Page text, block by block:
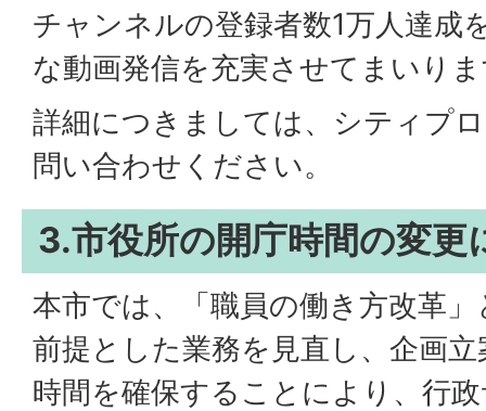
チャンネルの登録者数1万人達成
な動画発信を充実させてまいり
詳細につきましては、シティプ
問い合わせください。
3.市役所の開庁時間の変更
本市では、「職員の働き方改革
前提とした業務を見直し、企画
時間を確保することにより、行